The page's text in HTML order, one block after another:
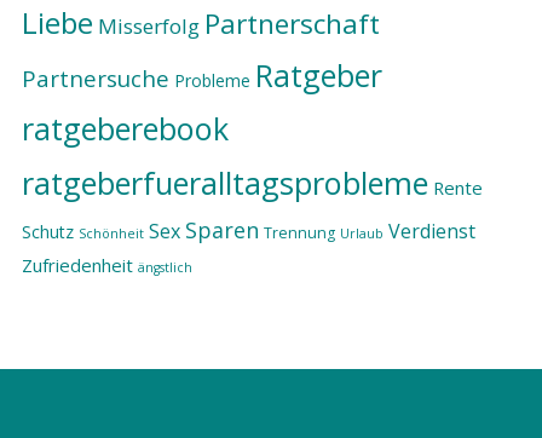
Liebe Misserfolg Partnerschaft
Partnersuche Probleme Ratgeber
ratgeberebook
ratgeberfueralltagsprobleme Rente
Schutz Schönheit Sex Sparen Trennung Urlaub Verdienst
Zufriedenheit ängstlich